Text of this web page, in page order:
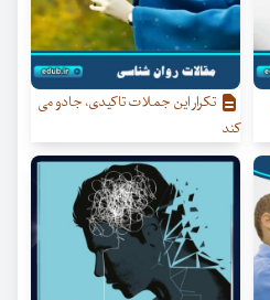
تکرار این جملات تاکیدی، جادو می
کند